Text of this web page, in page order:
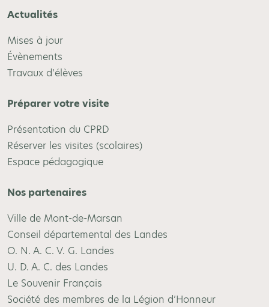
Actualités
Mises à jour
Évènements
Travaux d’élèves
Préparer votre visite
Présentation du CPRD
Réserver les visites (scolaires)
Espace pédagogique
Nos partenaires
Ville de Mont-de-Marsan
Conseil départemental des Landes
O. N. A. C. V. G. Landes
U. D. A. C. des Landes
Le Souvenir Français
Société des membres de la Légion d’Honneur